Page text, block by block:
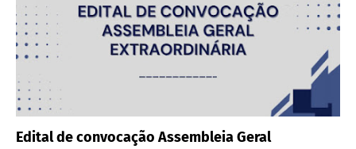
Edital de convocação Assembleia Geral